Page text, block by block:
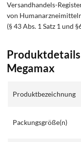
Versandhandels-
von
(§ 43 Abs. 1 Satz 1 und
Produktdetails
Megamax
Produktbezeichnung
Packungsgröße(n)